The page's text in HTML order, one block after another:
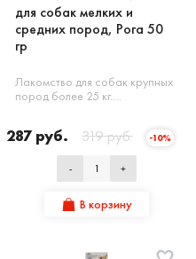
для собак мелких и
средних пород, Рога 50
гр
Лакомство для собак крупных
пород более 25 кг.…
287 руб. 319 руб. -10%
- +
В корзину